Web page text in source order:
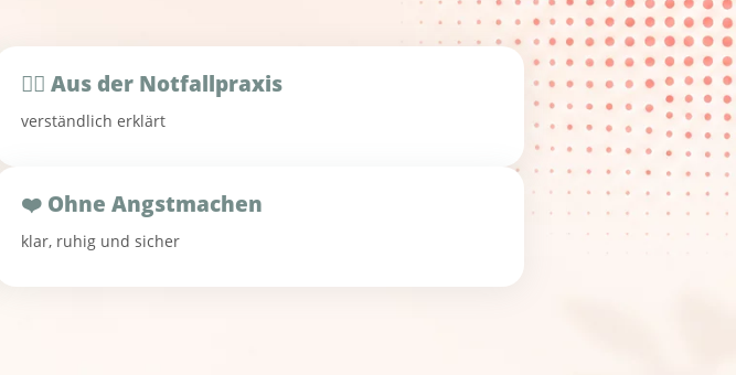
👨‍⚕️ Aus der Notfallpraxis
verständlich erklärt
❤️ Ohne Angstmachen
klar, ruhig und sicher